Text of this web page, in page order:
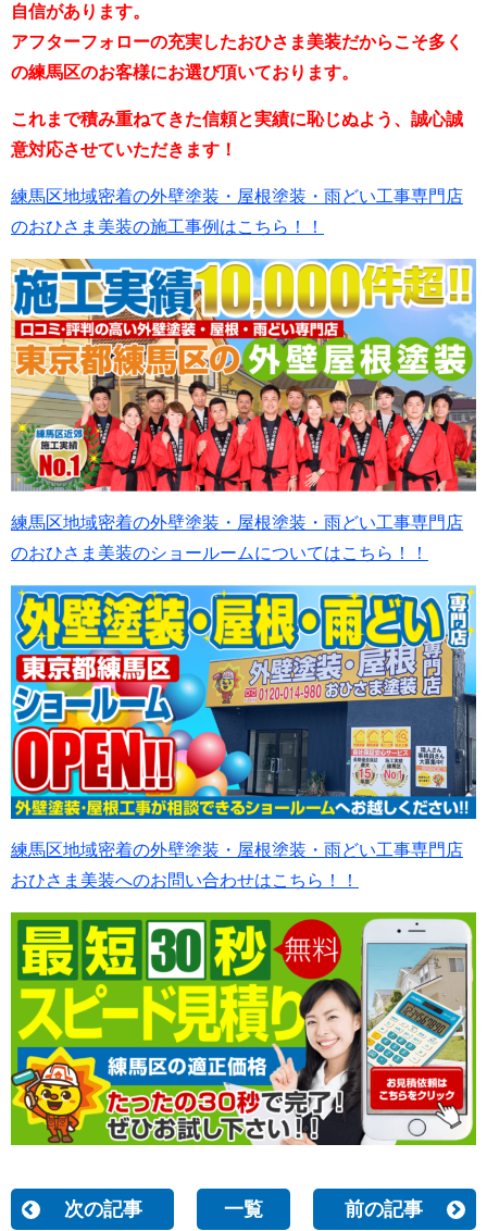
自信があります。
アフターフォローの充実したおひさま美装だからこそ多く
の練馬区のお客様にお選び頂いております。
これまで積み重ねてきた信頼と実績に恥じぬよう、誠心誠
意対応させていただきます！
練馬区地域密着の外壁塗装・屋根塗装・雨どい工事専門店
のおひさま美装の施工事例はこちら！！
練馬区地域密着の外壁塗装・屋根塗装・雨どい工事専門店
のおひさま美装のショールームについてはこちら！！
練馬区地域密着の外壁塗装・屋根塗装・雨どい工事専門店
おひさま美装へのお問い合わせはこちら！！
次の記事 一覧 前の記事